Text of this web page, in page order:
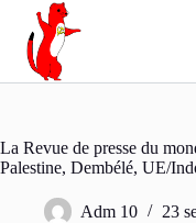
Passer
contenu
La Revue de presse du
Palestine, Dembélé, UE/
Adm 10
23